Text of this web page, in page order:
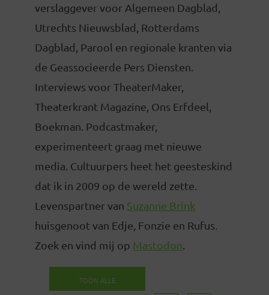
verslaggever voor Algemeen Dagblad,
Utrechts Nieuwsblad, Rotterdams
Dagblad, Parool en regionale kranten via
de Geassocieerde Pers Diensten.
Interviews voor TheaterMaker,
Theaterkrant Magazine, Ons Erfdeel,
Boekman. Podcastmaker,
experimenteert graag met nieuwe
media. Cultuurpers heet het geesteskind
dat ik in 2009 op de wereld zette.
Levenspartner van Suzanne Brink
huisgenoot van Edje, Fonzie en Rufus.
Zoek en vind mij op Mastodon
TOON ALLE